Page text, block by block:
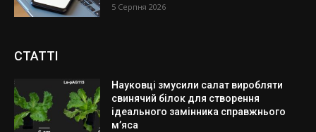
5 Серпня 2026
СТАТТІ
Науковці змусили салат виробляти
свинячий білок для створення
ідеального замінника справжнього
м’яса